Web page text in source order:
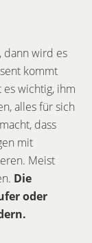
dann wird es
kommt
wichtig, ihm
alles für sich
dass
mit
Meist
Die
oder